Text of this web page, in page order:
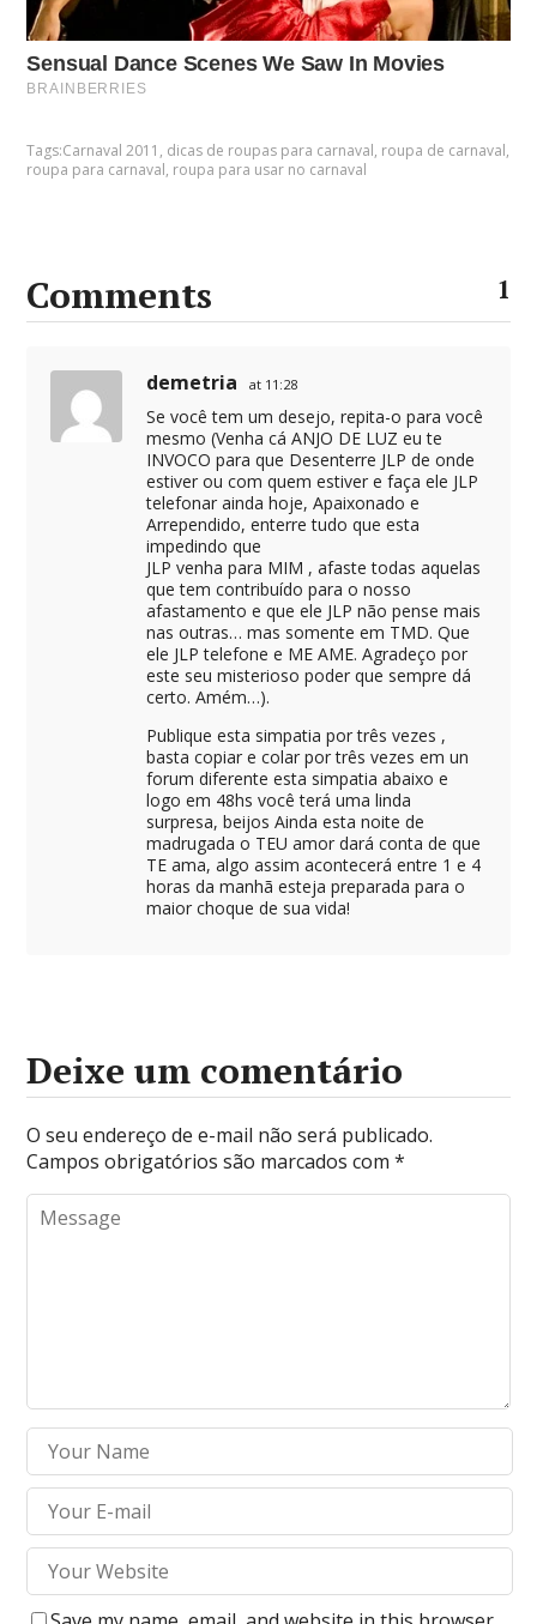
Tags:Carnaval 2011 , dicas de roupas para carnaval, roupa de carnaval,
roupa para carnaval, roupa para usar no carnaval
Comments 1
demetria at 11:28
Se você tem um desejo, repita-o para você
mesmo (Venha cá ANJO DE LUZ eu te
INVOCO para que Desenterre JLP de onde
estiver ou com quem estiver e faça ele JLP
telefonar ainda hoje, Apaixonado e
Arrependido, enterre tudo que esta
impedindo que
JLP venha para MIM , afaste todas aquelas
que tem contribuído para o nosso
afastamento e que ele JLP não pense mais
nas outras… mas somente em TMD. Que
ele JLP telefone e ME AME. Agradeço por
este seu misterioso poder que sempre dá
certo. Amém…).
Publique esta simpatia por três vezes ,
basta copiar e colar por três vezes em un
forum diferente esta simpatia abaixo e
logo em 48hs você terá uma linda
surpresa, beijos Ainda esta noite de
madrugada o TEU amor dará conta de que
TE ama, algo assim acontecerá entre 1 e 4
horas da manhã esteja preparada para o
maior choque de sua vida!
Deixe um comentário
O seu endereço de e-mail não será publicado.
Campos obrigatórios são marcados com*